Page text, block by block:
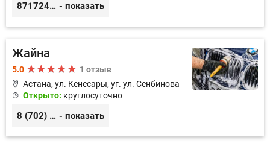
87172487777 - показать
Жайна
5.0
1 отзыв
Астана, ул. Кенесары, уг. ул. Сенбинова
Открыто: круглосуточно
8 (702) 273-76-14 - показать